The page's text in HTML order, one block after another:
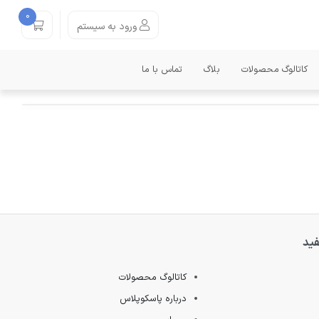
ورود به سیستم
0
کاتالوگ محصولات بلاگ تماس با ما
کاتالوگ محصولات
درباره پاسکوپلاس